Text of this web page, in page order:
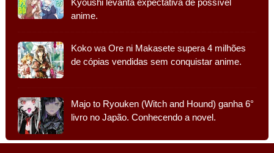
Kyoushi levanta expectativa de possível
anime.
Koko wa Ore ni Makasete supera 4 milhões
de cópias vendidas sem conquistar anime.
Majo to Ryouken (Witch and Hound) ganha 6°
livro no Japão. Conhecendo a novel.